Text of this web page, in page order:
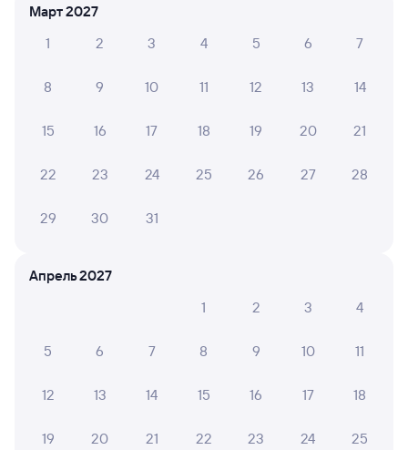
Мы используем cookies для более удобной работы
Март 2027
1
2 3 4 5 6 7
8 9 10 11 12 13 14
15 16 17 18 19 20 21
22 23 24 25 26 27 28
29 30 31
Апрель 2027
1
2 3 4
5 6 7 8 9 10 11
12 13 14 15 16 17 18
19 20 21 22 23 24 25